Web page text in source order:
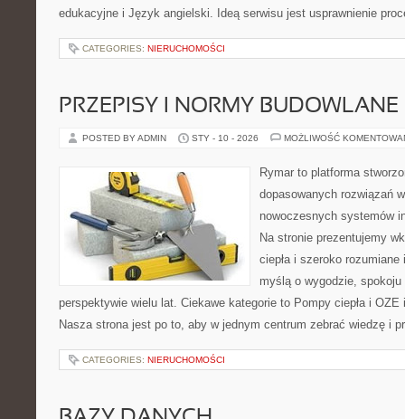
edukacyjne i Język angielski. Ideą serwisu jest usprawnienie
CATEGORIES: NIERUCHOMOŚCI
PRZEPISY I NORMY BUDOWLANE
POSTED BY ADMIN STY - 10 - 2026 MOŻLIWOŚĆ
Rymar to platforma
dopasowanych rozwiązań
nowoczesnych systemów
Na stronie prezentujemy
ciepła i szeroko
myślą o wygodzie,
perspektywie wielu lat. Ciekawe kategorie to Pompy ciepła i
Nasza strona jest po to, aby w jednym centrum zebrać wiedzę i
CATEGORIES: NIERUCHOMOŚCI